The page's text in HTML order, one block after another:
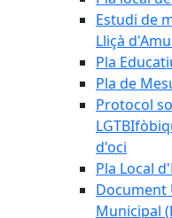
Estudi de
Lliçà
Pla
Pla de
Protocol
d'oci
Pla Local
Document
Municipal